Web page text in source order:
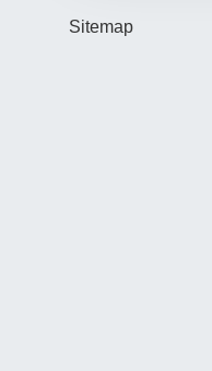
Sitemap